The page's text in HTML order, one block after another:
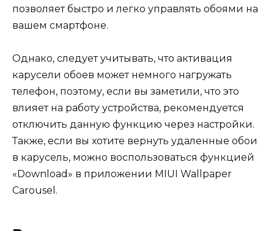
позволяет быстро и легко управлять обоями на
вашем смартфоне.
Однако, следует учитывать, что активация
карусели обоев может немного нагружать
телефон, поэтому, если вы заметили, что это
влияет на работу устройства, рекомендуется
отключить данную функцию через настройки.
Также, если вы хотите вернуть удаленные обои
в карусель, можно воспользоваться функцией
«Download» в приложении MIUI Wallpaper
Carousel.